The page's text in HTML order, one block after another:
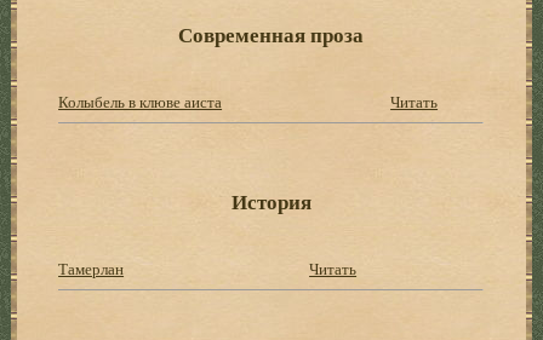
Современная проза
Колыбель в клюве аиста Читать
История
Тамерлан Читать